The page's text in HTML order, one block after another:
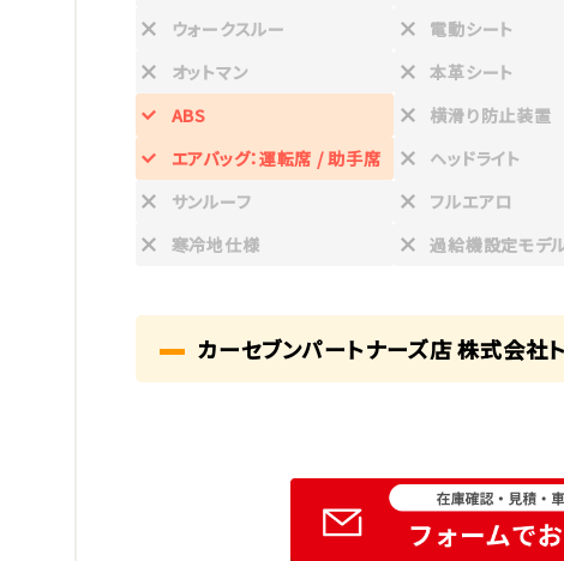
ウォークスルー
電動シート
オットマン
本革シート
ABS
横滑り防止装置
エアバッグ：運転席 / 助手席
ヘッドライト
サンルーフ
フルエアロ
寒冷地仕様
過給機設定モデ
カーセブンパートナーズ店 株式会社